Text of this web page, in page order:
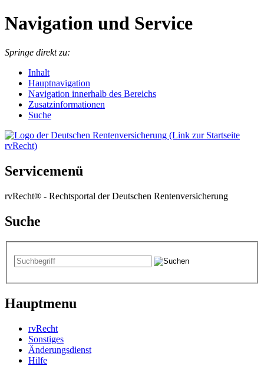
Navigation und Service
Springe direkt zu:
Inhalt
Hauptnavigation
Navigation innerhalb des Bereichs
Zusatzinformationen
Suche
Servicemenü
rvRecht® - Rechtsportal der Deutschen Rentenversicherung
Suche
Hauptmenu
rvRecht
Sonstiges
Änderungsdienst
Hil­fe